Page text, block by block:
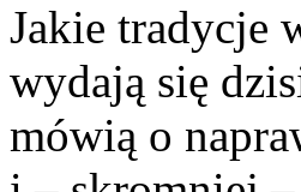
Jakie tradycje
wydają się
mówią o